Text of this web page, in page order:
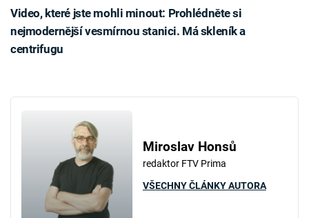
Video, které jste mohli minout: Prohlédněte si
nejmodernější vesmírnou stanici. Má skleník a
centrifugu
Miroslav Honsů
redaktor FTV Prima
VŠECHNY ČLÁNKY AUTORA